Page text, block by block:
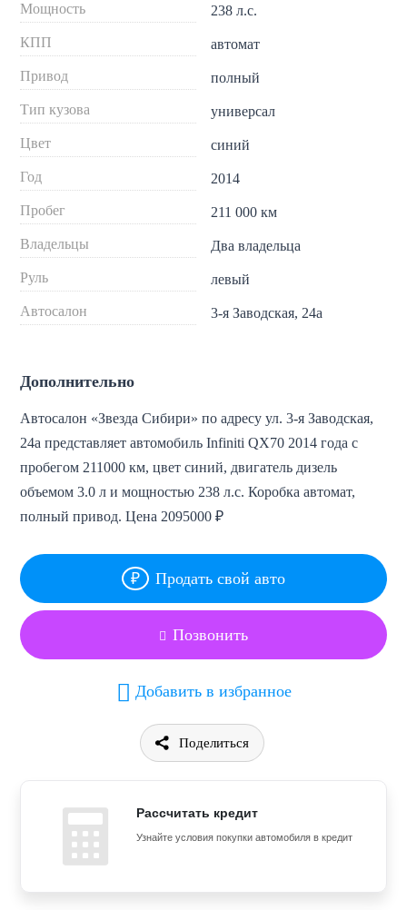
Мощность 238 л.с.
КПП автомат
Привод полный
Тип кузова универсал
Цвет синий
Год 2014
Пробег 211 000 км
Владельцы Два владельца
Руль левый
Автосалон 3-я Заводская, 24а
Дополнительно
Автосалон «Звезда Сибири» по адресу ул. 3-я Заводская,
24а представляет автомобиль Infiniti QX70 2014 года с
пробегом 211000 км, цвет синий, двигатель дизель
объемом 3.0 л и мощностью 238 л.с. Коробка автомат,
полный привод. Цена 2095000 ₽
Продать свой авто
Позвонить
Добавить в избранное
Поделиться
Рассчитать кредит
Узнайте условия покупки автомобиля в кредит